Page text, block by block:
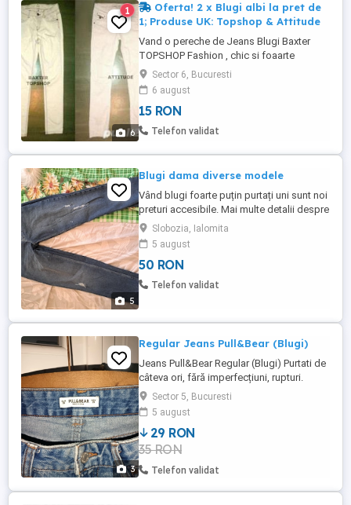
6
1
Oferta! 2 x Blugi albi la pret de
1; Produse UK: Topshop & Attitude
Vand o pereche de Jeans Blugi Baxter
TOPSHOP Fashion , chic si foaarte
comozi , de astfel vin foarte bine pe corp.
Blugii sunt adusi din Londra, sunt moderni
si merg purtati cu tricouri , camasi , bluze ,
tunici , etc .., Blugii sunt foarte calitativi si
sunt in stare perfecta fara defecte
Sector 6, Bucuresti
6 august
15 RON
Telefon validat
5
Blugi dama diverse modele
Vând blugi foarte puțin purtați uni sunt noi
preturi accesibile. Mai multe detalii despre
mărimi și preturi în privat.
Slobozia, Ialomita
5 august
50 RON
Telefon validat
3
Regular Jeans Pull&Bear (Blugi)
Jeans Pull&Bear Regular (Blugi) Purtati de
câteva ori, fără imperfecțiuni, rupturi.
Culoare: Albastru Denim Mărime: 38 Preț:
29 Lei (Negociabil)
Sector 5, Bucuresti
5 august
29 RON
35 RON
Telefon validat